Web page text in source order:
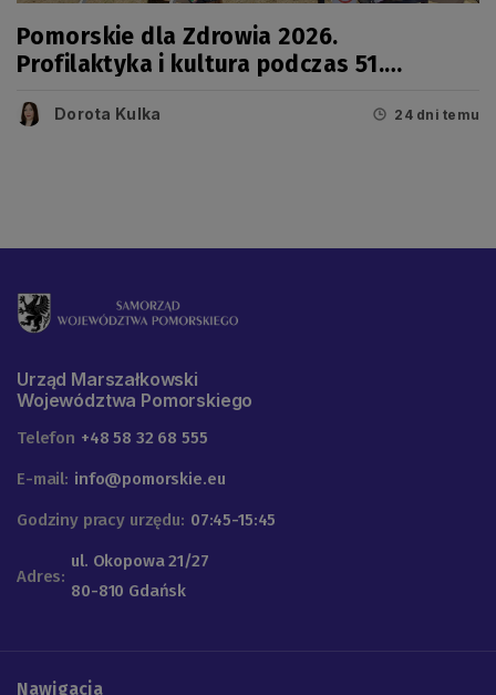
Pomorskie dla Zdrowia 2026.
Profilaktyka i kultura podczas 51.
Dorota Kulka 24 dni temu
Urząd Marszałkowski
Województwa Pomorskiego
Telefon +48 58 32 68 555
E-mail: info@pomorskie.eu
Godziny pracy urzędu: 07:45-15:45
Adres:
ul. Okopowa 21/27
80-810 Gdańsk
Nawigacja